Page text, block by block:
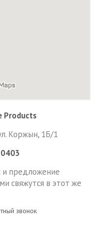
Products
Коржын, 1Б/1
и предложение
свяжутся в этот же
звонок